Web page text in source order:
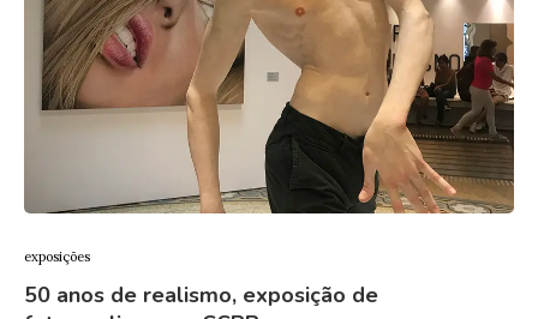
exposições
50 anos de realismo, exposição de